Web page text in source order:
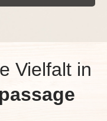
Vielfalt in